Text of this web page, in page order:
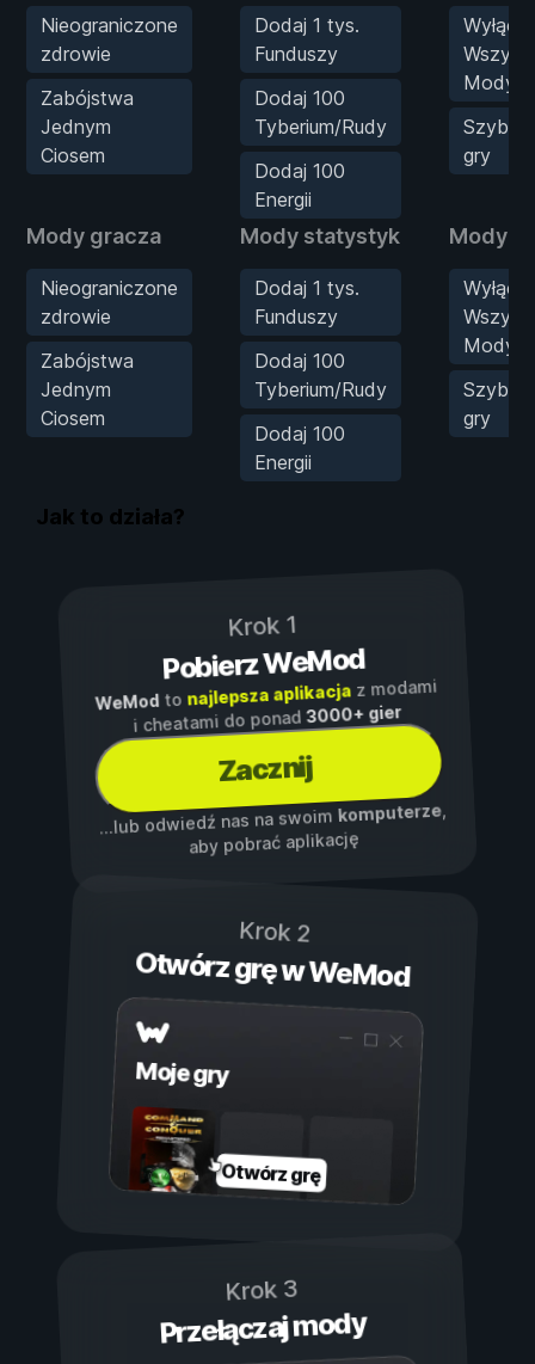
Nieograniczone
zdrowie
Zabójstwa
Jednym
Ciosem
Dodaj 1 tys.
Funduszy
Dodaj 100
Tyberium/Rudy
Dodaj 100
Energii
Wyłącz
gry
Mody gracza
Nieograniczone
zdrowie
Zabójstwa
Jednym
Ciosem
Mody statystyk
Dodaj 1 tys.
Funduszy
Dodaj 100
Tyberium/Rudy
Dodaj 100
Energii
Mody
Wyłącz
gry
Jak to działa?
Krok 1
Pobierz WeMod
WeModto najlepsza aplikacjaz modami
i cheatami do ponad3000+ gier
Zacznij
...lub odwiedź nas na swoim komputerze,
aby pobrać aplikację
Krok 2
Otwórz grę w WeMod
Moje gry
Otwórz grę
Krok 3
Przełączaj mody